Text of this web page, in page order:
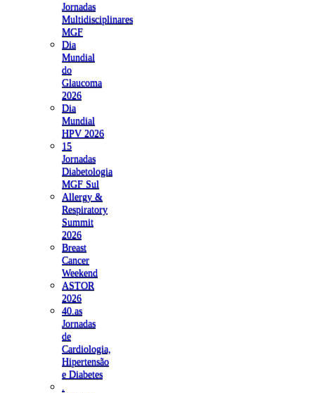
Jornadas
Multidisciplinares
MGF
Dia
Mundial
do
Glaucoma
2026
Dia
Mundial
HPV 2026
15
Jornadas
Diabetologia
MGF Sul
Allergy &
Respiratory
Summit
2026
Breast
Cancer
Weekend
ASTOR
2026
40.as
Jornadas
de
Cardiologia,
Hipertensão
e Diabetes